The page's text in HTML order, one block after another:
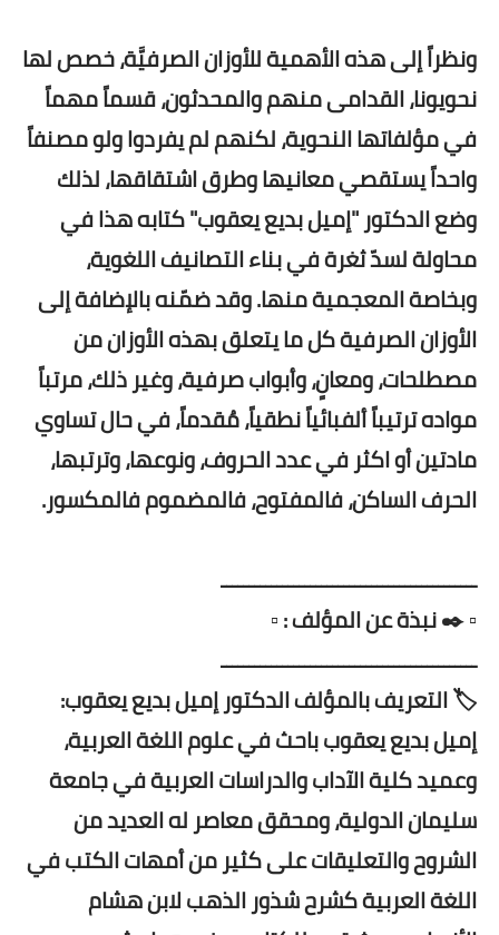
ونظراً إلى هذه الأهمية للأوزان الصرفيَّة، خصص لها
نحويونا، القدامى منهم والمحدثون، قسماً مهماً
في مؤلفاتها النحوية، لكنهم لم يفردوا ولو مصنفاً
واحداً يستقصي معانيها وطرق اشتقاقها، لذلك
وضع الدكتور "إميل بديع يعقوب" كتابه هذا في
محاولة لسدّ ثغرة في بناء التصانيف اللغوية،
وبخاصة المعجمية منها. وقد ضمّنه بالإضافة إلى
الأوزان الصرفية كل ما يتعلق بهذه الأوزان من
مصطلحات، ومعانٍ، وأبواب صرفية، وغير ذلك، مرتباً
مواده ترتيباً ألفبائياً نطقياً، مُقدماً، في حال تساوي
مادتين أو اكثر في عدد الحروف، ونوعها، وترتبها،
الحرف الساكن، فالمفتوح، فالمضموم فالمكسور.
ــــــــــــــــــــــــــــــــــــــــــــــ
▫️ ✒️ نبذة عن المؤلف : ▫️
ــــــــــــــــــــــــــــــــــــــــــــــ
🏷️ التعريف بالمؤلف الدكتور إميل بديع يعقوب:
إميل بديع يعقوب باحث في علوم اللغة العربية،
وعميد كلية الآداب والدراسات العربية في جامعة
سليمان الدولية، ومحقق معاصر له العديد من
الشروح والتعليقات على كثير من أمهات الكتب في
اللغة العربية كشرح شذور الذهب لابن هشام